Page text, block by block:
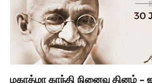
மகாத்மா காந்தி நினைவு தினம் –